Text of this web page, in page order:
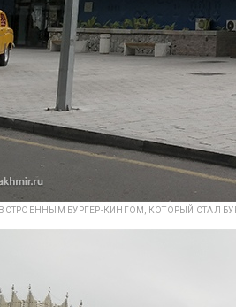
ВСТРОЕННЫМ БУРГЕР-КИНГОМ, КОТОРЫЙ СТАЛ